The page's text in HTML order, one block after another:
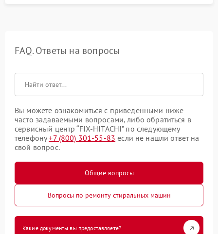
FAQ. Ответы на вопросы
Вы можете ознакомиться с приведенными ниже
часто задаваемыми вопросами, либо обратиться в
сервисный центр “FIX-HITACHI” по следующему
телефону+7 (800) 301-55-83 если не нашли ответ на
свой вопрос.
Общие вопросы
Вопросы по ремонту стиральных машин
Какие документы вы предоставляете?